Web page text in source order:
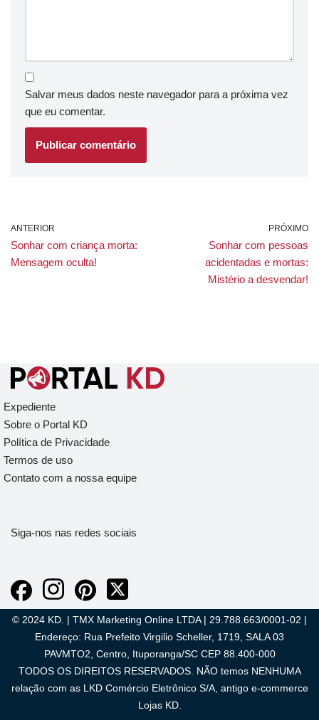
Salvar meus dados neste navegador para a próxima vez
que eu comentar.
ANTERIOR
Sonhar com criança morta:
Mensagem oculta!
PRÓXIMO
Sonhar com pessoas
acidentadas e mortas:
Mistério a desvendar!
Expediente
Sobre o Portal KD
Política de Privacidade
Termos de uso
Contato com a nossa equipe
Siga-nos nas redes sociais
© 2024 KD. | TMX Marketing Online LTDA | 29.788.663/0001-02 |
Endereço: Rua Prefeito Virgilio Scheller, 1719, SALA 03
PAVMTO2, Centro, Ituporanga/SC CEP 88.400-000
TODOS OS DIREITOS RESERVADOS. NÃO temos NENHUMA
relação com as LKD Comércio Eletrônico S/A, antigo e-commerce
Lojas KD.